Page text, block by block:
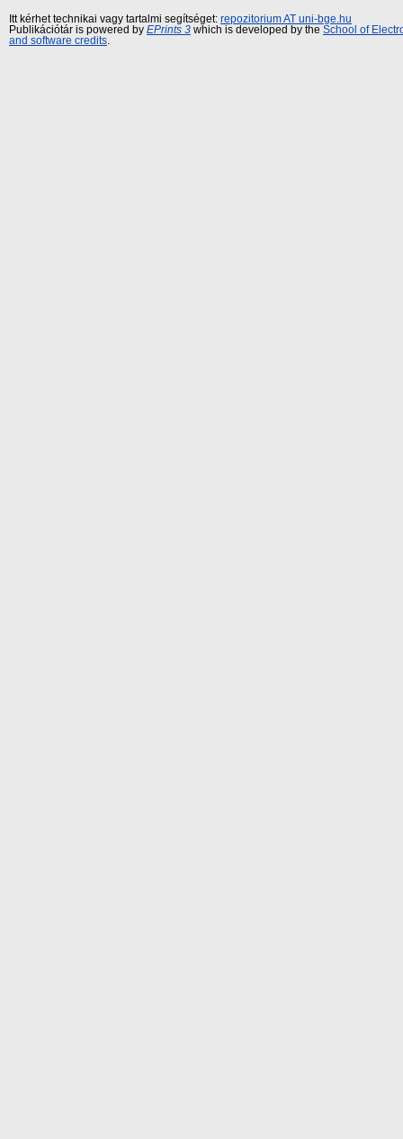
Itt kérhet technikai vagy tartalmi segítséget: repozitorium AT uni-bge.hu
Publikációtár is powered by EPrints 3 which is developed by the School of
and software credits.